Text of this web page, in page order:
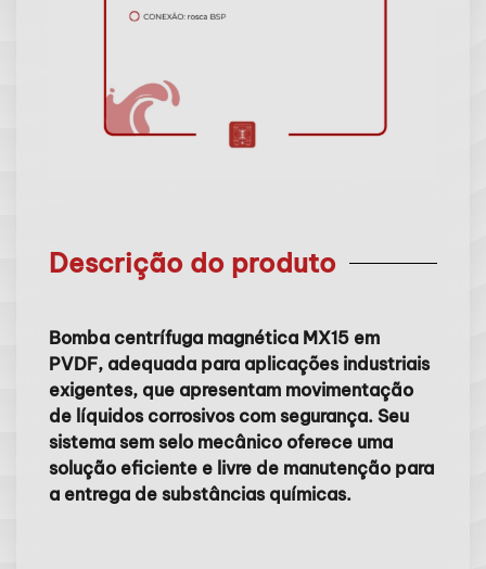
Descrição do produto
Bomba centrífuga magnética MX15 em
PVDF, adequada para aplicações industriais
exigentes, que apresentam movimentação
de líquidos corrosivos com segurança. Seu
sistema sem selo mecânico oferece uma
solução eficiente e livre de manutenção para
a entrega de substâncias químicas.